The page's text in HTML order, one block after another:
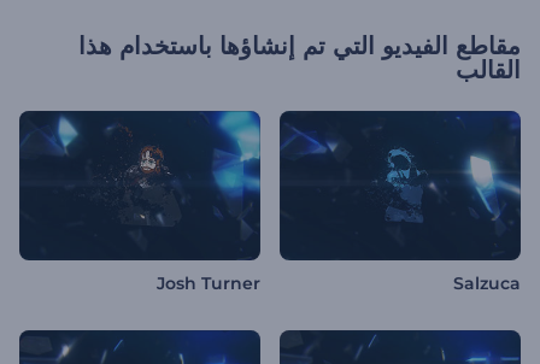
مقاطع الفيديو التي تم إنشاؤها باستخدام هذا
القالب
Salzuca
Josh Turner